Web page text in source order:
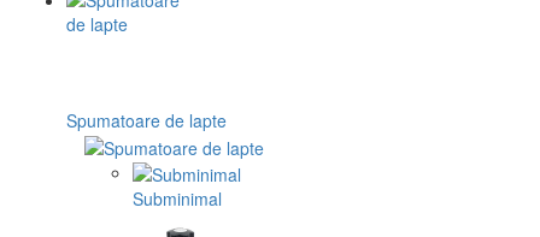
Spumatoare de lapte
Subminimal